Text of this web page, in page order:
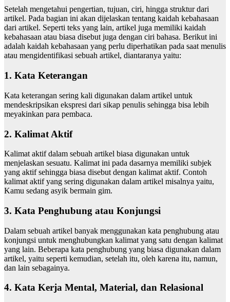
Setelah mengetahui pengertian, tujuan, ciri, hingga struktur dari
artikel. Pada bagian ini akan dijelaskan tentang kaidah kebahasaan
dari artikel. Seperti teks yang lain, artikel juga memiliki kaidah
kebahasaan atau biasa disebut juga dengan ciri bahasa. Berikut ini
adalah kaidah kebahasaan yang perlu diperhatikan pada saat menulis
atau mengidentifikasi sebuah artikel, diantaranya yaitu:
1. Kata Keterangan
Kata keterangan sering kali digunakan dalam artikel untuk
mendeskripsikan ekspresi dari sikap penulis sehingga bisa lebih
meyakinkan para pembaca.
2. Kalimat Aktif
Kalimat aktif dalam sebuah artikel biasa digunakan untuk
menjelaskan sesuatu. Kalimat ini pada dasarnya memiliki subjek
yang aktif sehingga biasa disebut dengan kalimat aktif. Contoh
kalimat aktif yang sering digunakan dalam artikel misalnya yaitu,
Kamu sedang asyik bermain gim.
3. Kata Penghubung atau Konjungsi
Dalam sebuah artikel banyak menggunakan kata penghubung atau
konjungsi untuk menghubungkan kalimat yang satu dengan kalimat
yang lain. Beberapa kata penghubung yang biasa digunakan dalam
artikel, yaitu seperti kemudian, setelah itu, oleh karena itu, namun,
dan lain sebagainya.
4. Kata Kerja Mental, Material, dan Relasional